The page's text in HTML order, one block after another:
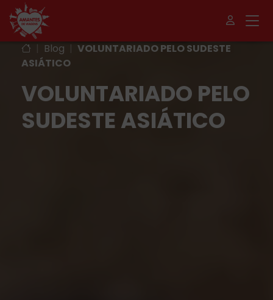
| Blog | VOLUNTARIADO PELO SUDESTE
ASIÁTICO
VOLUNTARIADO PELO
SUDESTE ASIÁTICO